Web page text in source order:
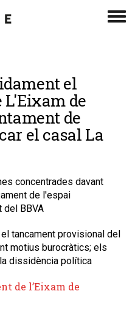
el
de
de
el casal La
concentrades davant
de l'espai
del BBVA
tancament provisional del
motius burocràtics; els
dissidència política
de l’Eixam de